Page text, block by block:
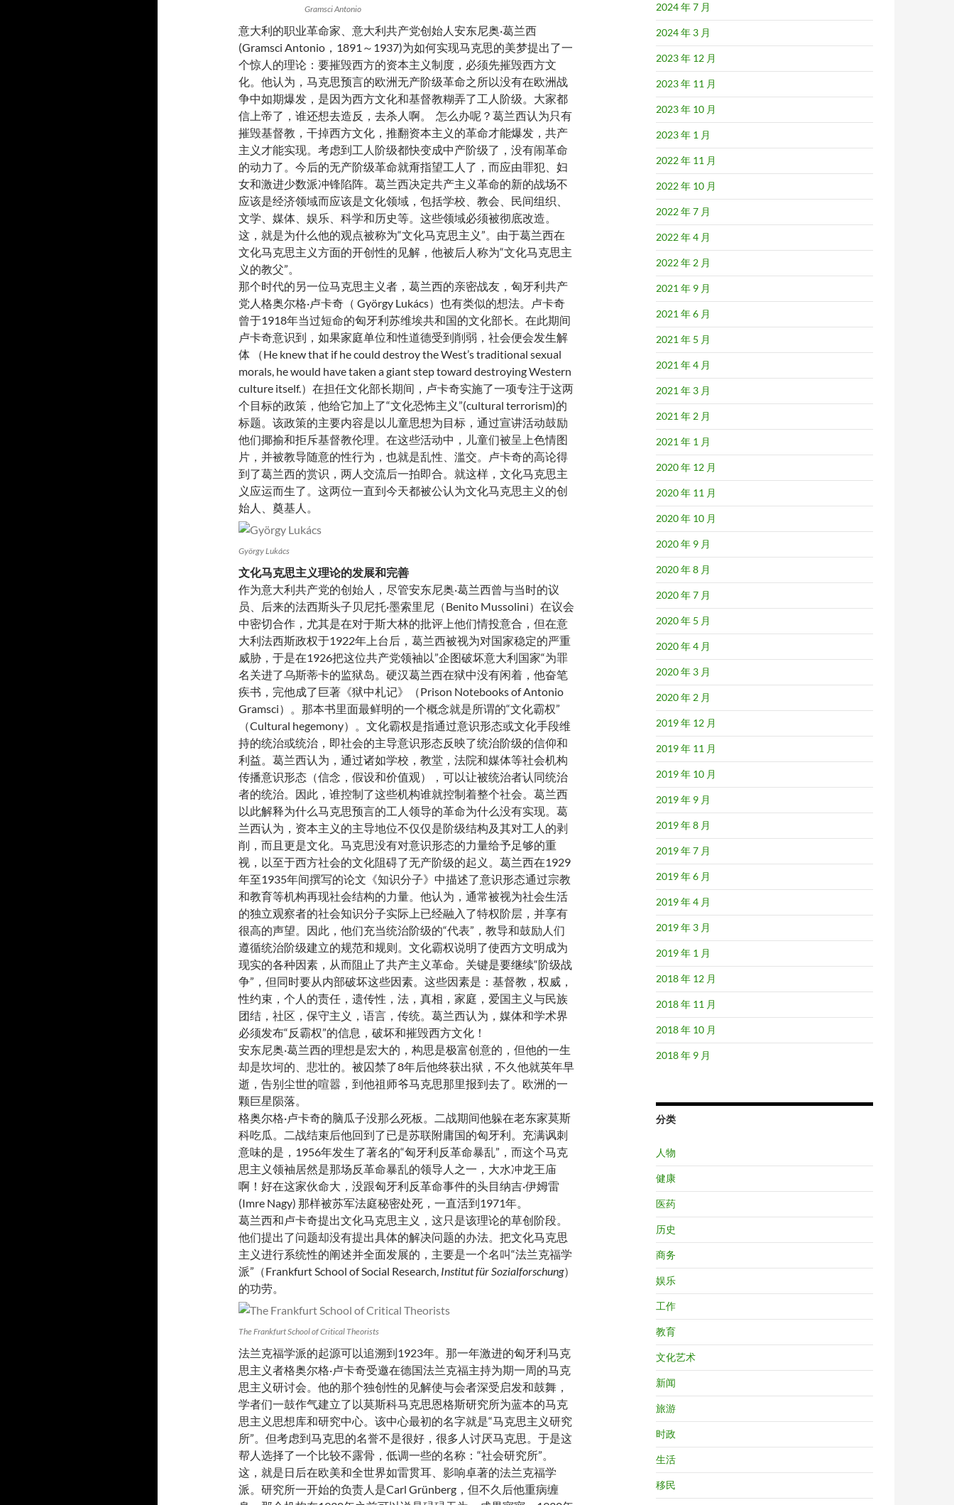
Gramsci Antonio
意大利的职业革命家、意大利共产党创始人安东尼奥·葛兰西
(Gramsci Antonio，1891～1937)为如何实现马克思的美梦提出了一
个惊人的理论：要摧毁西方的资本主义制度，必须先摧毁西方文
化。他认为，马克思预言的欧洲无产阶级革命之所以没有在欧洲战
争中如期爆发，是因为西方文化和基督教糊弄了工人阶级。大家都
信上帝了，谁还想去造反，去杀人啊。 怎么办呢？葛兰西认为只有
摧毁基督教，干掉西方文化，推翻资本主义的革命才能爆发，共产
主义才能实现。考虑到工人阶级都快变成中产阶级了，没有闹革命
的动力了。今后的无产阶级革命就甭指望工人了，而应由罪犯、妇
女和激进少数派冲锋陷阵。葛兰西决定共产主义革命的新的战场不
应该是经济领域而应该是文化领域，包括学校、教会、民间组织、
文学、媒体、娱乐、科学和历史等。这些领域必须被彻底改造。
这，就是为什么他的观点被称为“文化马克思主义”。由于葛兰西在
文化马克思主义方面的开创性的见解，他被后人称为“文化马克思主
义的教父”。
那个时代的另一位马克思主义者，葛兰西的亲密战友，匈牙利共产
党人格奥尔格·卢卡奇（ György Lukács）也有类似的想法。卢卡奇
曾于1918年当过短命的匈牙利苏维埃共和国的文化部长。在此期间
卢卡奇意识到，如果家庭单位和性道德受到削弱，社会便会发生解
体 （He knew that if he could destroy the West’s traditional sexual
morals, he would have taken a giant step toward destroying Western
culture itself.）在担任文化部长期间，卢卡奇实施了一项专注于这两
个目标的政策，他给它加上了“文化恐怖主义”(cultural terrorism)的
标题。该政策的主要内容是以儿童思想为目标，通过宣讲活动鼓励
他们揶揄和拒斥基督教伦理。在这些活动中，儿童们被呈上色情图
片，并被教导随意的性行为，也就是乱性、滥交。卢卡奇的高论得
到了葛兰西的赏识，两人交流后一拍即合。就这样，文化马克思主
义应运而生了。这两位一直到今天都被公认为文化马克思主义的创
始人、奠基人。
György Lukács
文化马克思主义理论的发展和完善
作为意大利共产党的创始人，尽管安东尼奥·葛兰西曾与当时的议
员、后来的法西斯头子贝尼托·墨索里尼（Benito Mussolini）在议会
中密切合作，尤其是在对于斯大林的批评上他们情投意合，但在意
大利法西斯政权于1922年上台后，葛兰西被视为对国家稳定的严重
威胁，于是在1926把这位共产党领袖以”企图破坏意大利国家“为罪
名关进了乌斯蒂卡的监狱岛。硬汉葛兰西在狱中没有闲着，他奋笔
疾书，完他成了巨著《狱中札记》（Prison Notebooks of Antonio
Gramsci）。那本书里面最鲜明的一个概念就是所谓的“文化霸权”
（Cultural hegemony）。文化霸权是指通过意识形态或文化手段维
持的统治或统治，即社会的主导意识形态反映了统治阶级的信仰和
利益。葛兰西认为，通过诸如学校，教堂，法院和媒体等社会机构
传播意识形态（信念，假设和价值观），可以让被统治者认同统治
者的统治。因此，谁控制了这些机构谁就控制着整个社会。葛兰西
以此解释为什么马克思预言的工人领导的革命为什么没有实现。葛
兰西认为，资本主义的主导地位不仅仅是阶级结构及其对工人的剥
削，而且更是文化。马克思没有对意识形态的力量给予足够的重
视，以至于西方社会的文化阻碍了无产阶级的起义。葛兰西在1929
年至1935年间撰写的论文《知识分子》中描述了意识形态通过宗教
和教育等机构再现社会结构的力量。他认为，通常被视为社会生活
的独立观察者的社会知识分子实际上已经融入了特权阶层，并享有
很高的声望。因此，他们充当统治阶级的“代表”，教导和鼓励人们
遵循统治阶级建立的规范和规则。文化霸权说明了使西方文明成为
现实的各种因素，从而阻止了共产主义革命。关键是要继续“阶级战
争”，但同时要从内部破坏这些因素。这些因素是：基督教，权威，
性约束，个人的责任，遗传性，法，真相，家庭，爱国主义与民族
团结，社区，保守主义，语言，传统。葛兰西认为，媒体和学术界
必须发布“反霸权”的信息，破坏和摧毁西方文化！
安东尼奥·葛兰西的理想是宏大的，构思是极富创意的，但他的一生
却是坎坷的、悲壮的。被囚禁了8年后他终获出狱，不久他就英年早
逝，告别尘世的喧嚣，到他祖师爷马克思那里报到去了。欧洲的一
颗巨星陨落。
格奥尔格·卢卡奇的脑瓜子没那么死板。二战期间他躲在老东家莫斯
科吃瓜。二战结束后他回到了已是苏联附庸国的匈牙利。充满讽刺
意味的是，1956年发生了著名的“匈牙利反革命暴乱”，而这个马克
思主义领袖居然是那场反革命暴乱的领导人之一，大水冲龙王庙
啊！好在这家伙命大，没跟匈牙利反革命事件的头目纳吉·伊姆雷
(Imre Nagy) 那样被苏军法庭秘密处死，一直活到1971年。
葛兰西和卢卡奇提出文化马克思主义，这只是该理论的草创阶段。
他们提出了问题却没有提出具体的解决问题的办法。把文化马克思
主义进行系统性的阐述并全面发展的，主要是一个名叫“法兰克福学
派”（Frankfurt School of Social Research, Institut für Sozialforschung）
的功劳。
The Frankfurt School of Critical Theorists
法兰克福学派的起源可以追溯到1923年。那一年激进的匈牙利马克
思主义者格奥尔格·卢卡奇受邀在德国法兰克福主持为期一周的马克
思主义研讨会。他的那个独创性的见解使与会者深受启发和鼓舞，
学者们一鼓作气建立了以莫斯科马克思恩格斯研究所为蓝本的马克
思主义思想库和研究中心。该中心最初的名字就是“马克思主义研究
所”。但考虑到马克思的名誉不是很好，很多人讨厌马克思。于是这
帮人选择了一个比较不露骨，低调一些的名称：“社会研究所”。
这，就是日后在欧美和全世界如雷贯耳、影响卓著的法兰克福学
派。研究所一开始的负责人是Carl Grünberg，但不久后他重病缠
2024 年 7 月
2024 年 3 月
2023 年 12 月
2023 年 11 月
2023 年 10 月
2023 年 1 月
2022 年 11 月
2022 年 10 月
2022 年 7 月
2022 年 4 月
2022 年 2 月
2021 年 9 月
2021 年 6 月
2021 年 5 月
2021 年 4 月
2021 年 3 月
2021 年 2 月
2021 年 1 月
2020 年 12 月
2020 年 11 月
2020 年 10 月
2020 年 9 月
2020 年 8 月
2020 年 7 月
2020 年 5 月
2020 年 4 月
2020 年 3 月
2020 年 2 月
2019 年 12 月
2019 年 11 月
2019 年 10 月
2019 年 9 月
2019 年 8 月
2019 年 7 月
2019 年 6 月
2019 年 4 月
2019 年 3 月
2019 年 1 月
2018 年 12 月
2018 年 11 月
2018 年 10 月
2018 年 9 月
分类
人物
健康
医药
历史
商务
娱乐
工作
教育
文化艺术
新闻
旅游
时政
生活
移民